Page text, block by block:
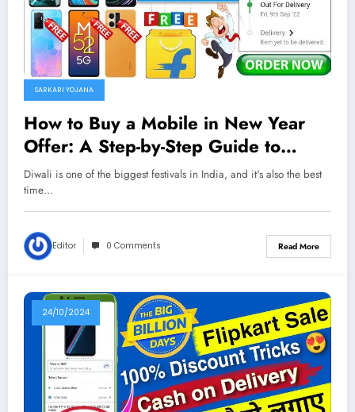
SARKARI YOJANA
How to Buy a Mobile in New Year
Offer: A Step-by-Step Guide to
Grabbing the Best Deals
Diwali is one of the biggest festivals in India, and it's also the best
time…
Editor 0 Comments Read More
24/10/2024